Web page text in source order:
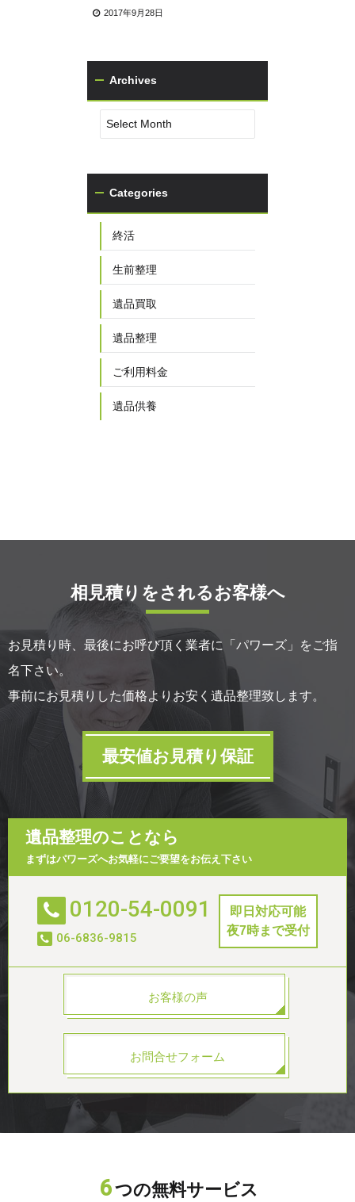
2017年9月28日
Archives
Categories
終活
生前整理
遺品買取
遺品整理
ご利用料金
遺品供養
相見積りをされるお客様へ
お見積り時、最後にお呼び頂く業者に「パワーズ」をご指
名下さい。
事前にお見積りした価格よりお安く遺品整理致します。
最安値お見積り保証
遺品整理のことなら
まずはパワーズへお気軽にご要望をお伝え下さい
0120-54-0091
06-6836-9815
即日対応可能
夜7時まで受付
お客様の声
お問合せフォーム
6つの無料サービス